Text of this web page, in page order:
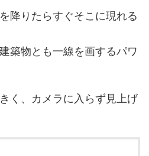
降りたらすぐそこに現れる
築物とも一線を画するパワ
く、カメラに入らず見上げ